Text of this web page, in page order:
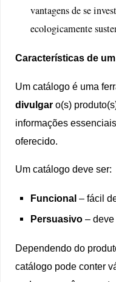
vantagens de se
ecologicamente
Características de
Um catálogo é uma
divulgar o(s)
informações
oferecido.
Um catálogo deve ser:
Funcional– fácil
Persuasivo– deve
Dependendo do
catálogo pode conter